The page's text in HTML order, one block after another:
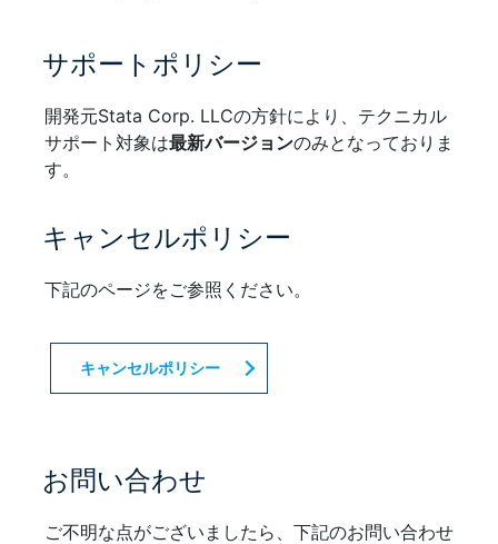
サポートポリシー
開発元Stata Corp. LLCの方針により、テクニカル
サポート対象は最新バージョンのみとなっておりま
す。
キャンセルポリシー
下記のページをご参照ください。
キャンセルポリシー
お問い合わせ
ご不明な点がございましたら、下記のお問い合わせ